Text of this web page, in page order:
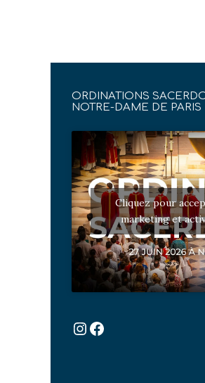
ORDINATIONS
NOTRE-DAME DE PARIS
Cliquez pour
marketing et
Instagram
Facebook